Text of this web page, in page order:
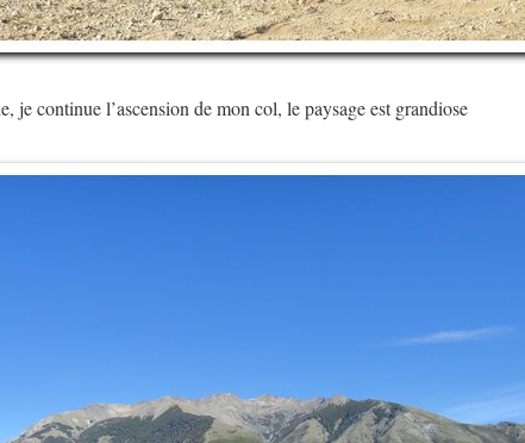
je continue l’ascension de mon col, le paysage est grandiose